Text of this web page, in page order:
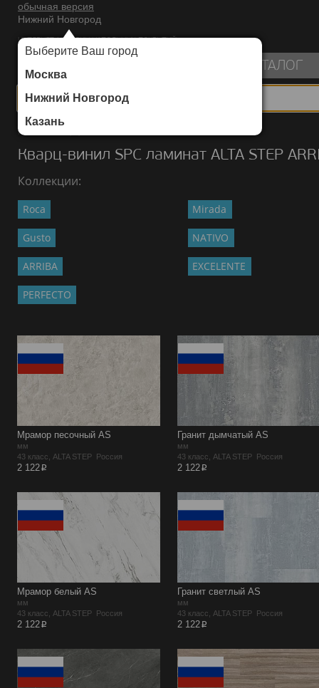
обычная версия
Нижний Новгород
Выберите Ваш город
Москва
Нижний Новгород
Казань
ИНТЕРНЕТ-МАГАЗИН НАПОЛЬНЫХ ПОКРЫТИЙ
КАТАЛОГ
Каталог
Кварц-винил SPC ламинат ALTA STEP
Коллекции:
Roca Mirada
Gusto NATIVO
ARRIBA EXCELENTE
PERFECTO
Мрамор песочный AS
мм
43 класс, ALTA STEP Россия
2 122p
Гранит дымчатый AS
мм
43 класс, ALTA STEP Россия
2 122p
Мрамор белый AS
мм
43 класс, ALTA STEP Россия
2 122p
Гранит светлый AS
мм
43 класс, ALTA STEP Россия
2 122p